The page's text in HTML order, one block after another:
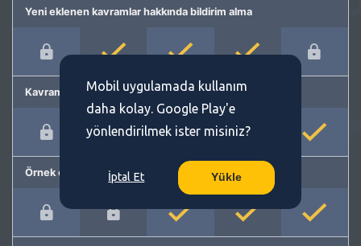
Yeni eklenen kavramlar hakkında bildirim alma
Kavram önerme
Örnek cümleler
Mobil uygulamada kullanım
daha kolay. Google Play'e
yönlendirilmek ister misiniz?
İptal Et Yükle